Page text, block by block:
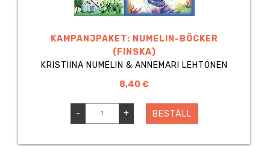
KAMPANJPAKET: NUMELIN-BÖCKER
(FINSKA)
KRISTIINA NUMELIN & ANNEMARI LEHTONEN
8,40 €
- + BESTÄLL